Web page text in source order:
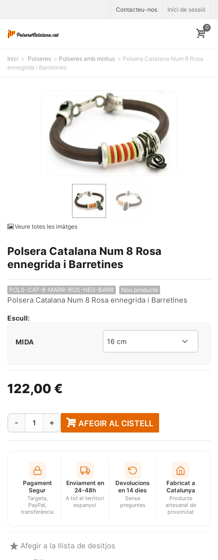
Inici de sessió
Contacteu-nos
0
Inici > Polseres > Polseres amb motius > Polsera Catalana Num 8 Rosa
ennegrida i Barretines
Veure totes les imàtges
Polsera Catalana Num 8 Rosa
ennegrida i Barretines
POLS-CAT-8-MARR-ROS-NEG-BARR Nou producte
Polsera Catalana Num 8 Rosa ennegrida i Barretines
Escull:
MIDA
122,00 €
-
Quantitat + AFEGIR AL CISTELL
Pagament
Segur
Targeta,
PayPal,
transferència
Enviament en
24-48h
A tot el territori
espanyol
Devolucions
en 14 dies
Sense
preguntes
Fabricat a
Catalunya
Producte
artesanal de
proximitat
Afegir a la llista de desitjos